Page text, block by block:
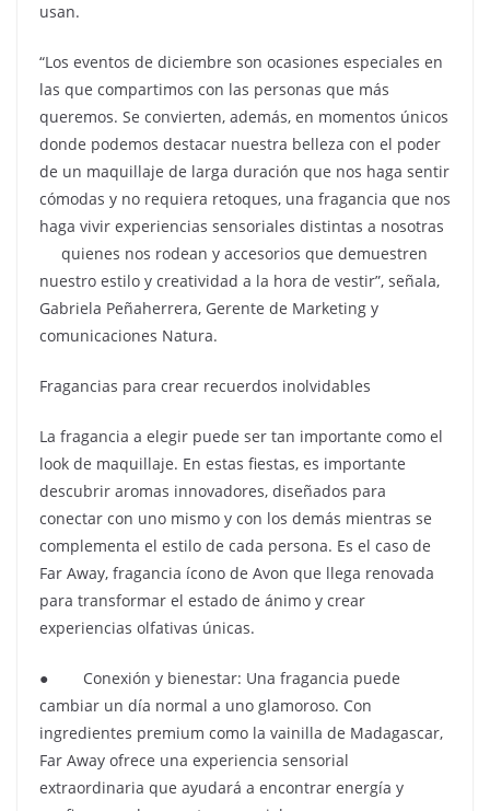
usan.
“Los eventos de diciembre son ocasiones especiales en
las que compartimos con las personas que más
queremos. Se convierten, además, en momentos únicos
donde podemos destacar nuestra belleza con el poder
de un maquillaje de larga duración que nos haga sentir
cómodas y no requiera retoques, una fragancia que nos
haga vivir experiencias sensoriales distintas a nosotras
quienes nos rodean y accesorios que demuestren
nuestro estilo y creatividad a la hora de vestir”, señala,
Gabriela Peñaherrera, Gerente de Marketing y
comunicaciones Natura.
Fragancias para crear recuerdos inolvidables
La fragancia a elegir puede ser tan importante como el
look de maquillaje. En estas fiestas, es importante
descubrir aromas innovadores, diseñados para
conectar con uno mismo y con los demás mientras se
complementa el estilo de cada persona. Es el caso de
Far Away, fragancia ícono de Avon que llega renovada
para transformar el estado de ánimo y crear
experiencias olfativas únicas.
● Conexión y bienestar: Una fragancia puede
cambiar un día normal a uno glamoroso. Con
ingredientes premium como la vainilla de Madagascar,
Far Away ofrece una experiencia sensorial
extraordinaria que ayudará a encontrar energía y